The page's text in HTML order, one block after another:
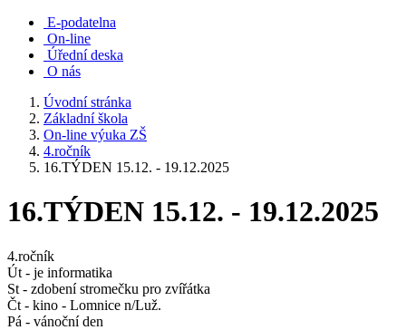
E-podatelna
On-line
Úřední deska
O nás
Úvodní stránka
Základní škola
On-line výuka ZŠ
4.ročník
16.TÝDEN 15.12. - 19.12.2025
16.TÝDEN 15.12. - 19.12.2025
4.ročník
Út - je informatika
St - zdobení stromečku pro zvířátka
Čt - kino - Lomnice n/Luž.
Pá - vánoční den